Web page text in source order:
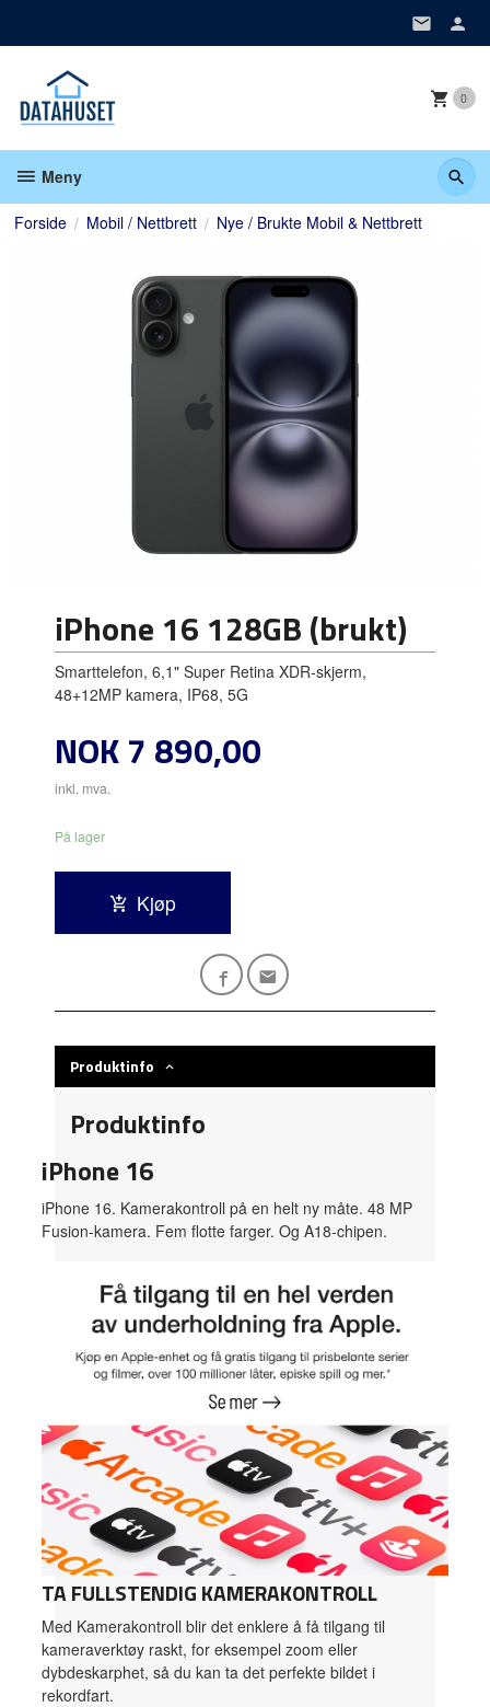
0
Meny
Forside Mobil / Nettbrett Nye / Brukte Mobil & Nettbrett
iPhone 16 128GB (brukt)
Smarttelefon, 6,1" Super Retina XDR-skjerm,
48+12MP kamera, IP68, 5G
Pris
NOK7 890,00
inkl. mva.
På lager
Kjøp
Produktinfo
Produktinfo
iPhone 16
iPhone 16. Kamerakontroll på en helt ny måte. 48 MP
Fusion-kamera. Fem flotte farger. Og A18-chipen.
TA FULLSTENDIG KAMERAKONTROLL
Med Kamerakontroll blir det enklere å få tilgang til
kameraverktøy raskt, for eksempel zoom eller
dybdeskarphet, så du kan ta det perfekte bildet i
rekordfart.